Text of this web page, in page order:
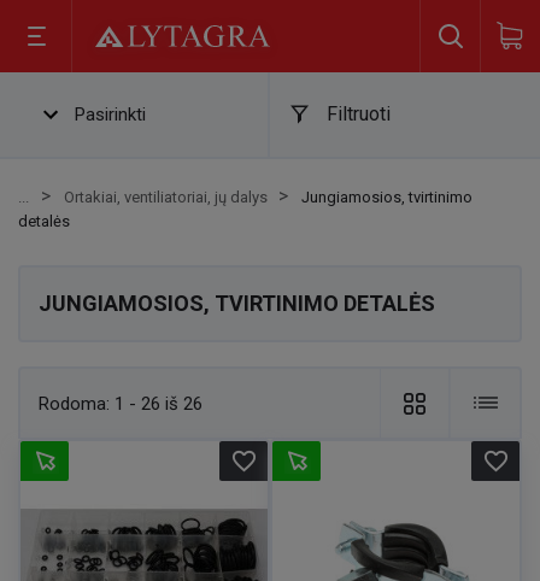
Pasirinkti Filtruoti
Ortakiai, ventiliatoriai, jų dalys
Jungiamosios, tvirtinimo
detalės
JUNGIAMOSIOS, TVIRTINIMO DETALĖS
Rodoma: 1 - 26 iš 26
favorite_border favorite_border